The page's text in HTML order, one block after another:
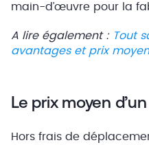
main-d’œuvre pour la
A lire également : Tout
avantages et prix moyen
Le prix moyen
Hors frais de